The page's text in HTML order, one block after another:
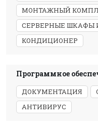
МОНТАЖНЫЙ
СЕРВЕРНЫЕ ШКАФЫ
КОНДИЦИОНЕР
Программное
ДОКУМЕНТАЦИЯ
АНТИВИРУС